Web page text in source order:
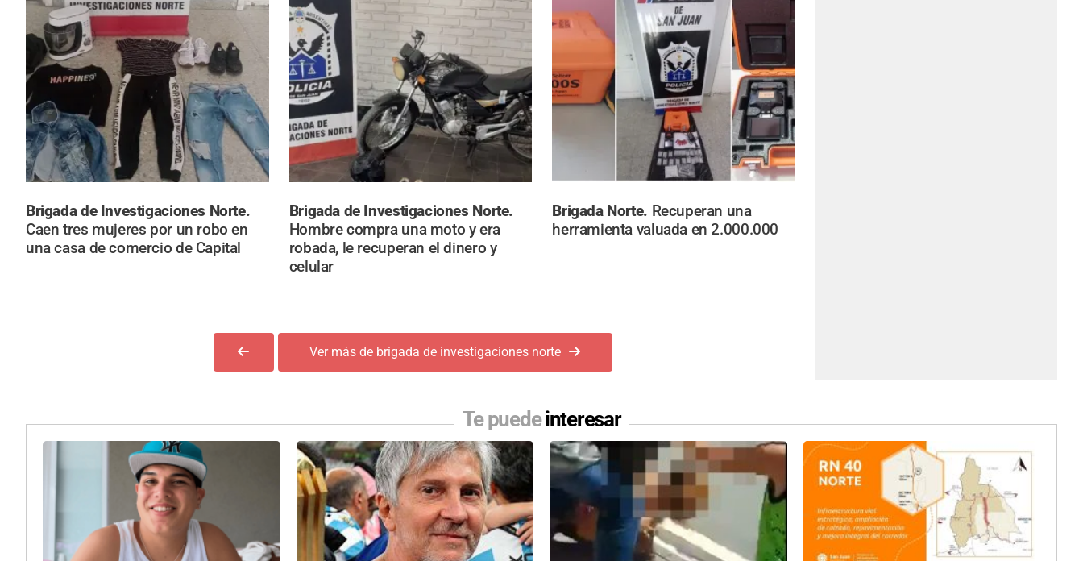
Brigada de Investigaciones Norte.
Caen tres mujeres por un robo en
una casa de comercio de Capital
Brigada de Investigaciones Norte.
Hombre compra una moto y era
robada, le recuperan el dinero y
celular
Brigada Norte. Recuperan una
herramienta valuada en 2.000.000
Ver más de brigada de investigaciones norte
Te puedeinteresar